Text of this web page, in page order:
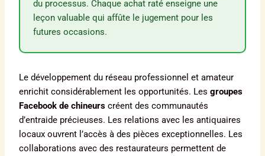
du processus. Chaque achat raté enseigne une
leçon valuable qui affûte le jugement pour les
futures occasions.
Le développement du réseau professionnel et amateur
enrichit considérablement les opportunités. Lesgroupes
Facebook de chineurs créent des communautés
d’entraide précieuses. Les relations avec les antiquaires
locaux ouvrent l’accès à des pièces exceptionnelles. Les
collaborations avec des restaurateurs permettent de